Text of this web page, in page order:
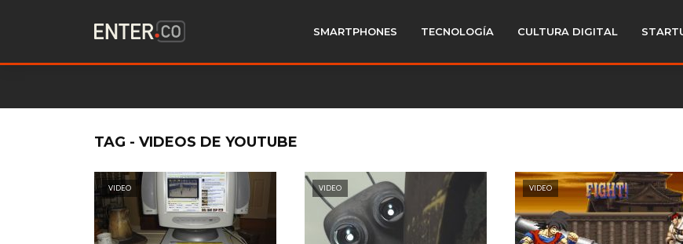
SMARTPHONES TECNOLOGÍA CULTURA DIGITAL
TAG - VIDEOS DE YOUTUBE
VIDEO VIDEO VIDEO